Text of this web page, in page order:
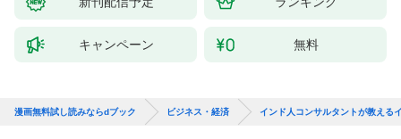
キャンペーン 無料
漫画無料試し読みならdブック ビジネス・経済 インド人コンサルタントが教える